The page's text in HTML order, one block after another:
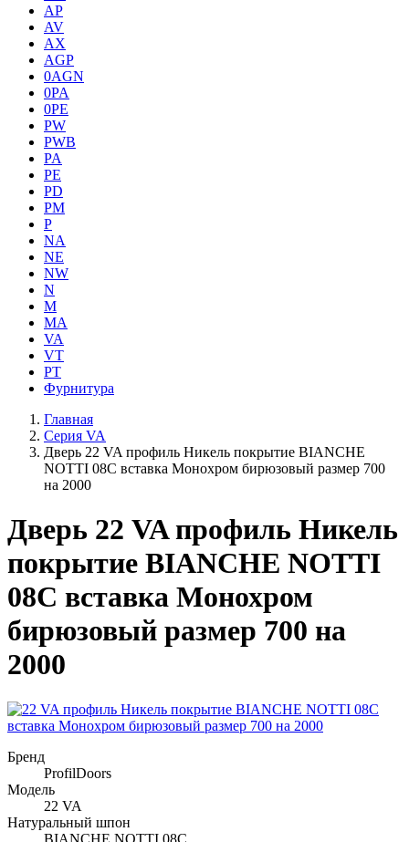
AP
AV
AX
AGP
0AGN
0PA
0PE
PW
PWB
PA
PE
PD
PM
P
NA
NE
NW
N
M
MA
VA
VT
PT
Фурнитура
Главная
Серия VA
Дверь 22 VA профиль Никель покрытие BIANCHE
NOTTI 08C вставка Монохром бирюзовый размер 700
на 2000
Дверь 22 VA профиль Никель
покрытие BIANCHE NOTTI
08C вставка Монохром
бирюзовый размер 700 на
2000
Бренд
ProfilDoors
Модель
22 VA
Натуральный шпон
BIANCHE NOTTI 08C